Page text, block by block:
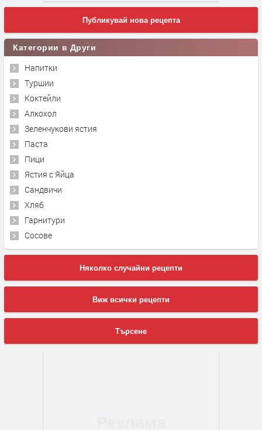
Публикувай нова рецепта
Категории в Други
Напитки
Туршии
Коктейли
Алкохол
Зеленчукови ястия
Паста
Пици
Ястия с Яйца
Сандвичи
Хляб
Гарнитури
Сосове
Няколко случайни рецепти
Виж всички рецепти
Търсене